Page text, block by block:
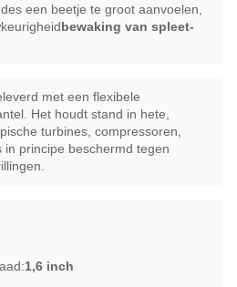
een beetje te groot aanvoelen,
bewaking van spleet-
met een flexibele
Het houdt stand in hete,
turbines, compressoren,
in principe beschermd tegen
1,6 inch